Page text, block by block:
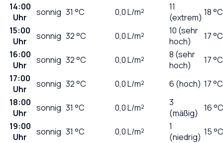
14:00
Uhr
sonnig 31 °C 0,0L/m²
11
(extrem) 18 °C
15:00
Uhr
sonnig 32°C 0,0L/m²
10 (sehr
hoch)
17 °C
16:00
Uhr
sonnig 32°C 0,0L/m²
8 (sehr
hoch)
17 °C
17:00
Uhr
sonnig 32°C 0,0L/m² 6 (hoch) 17 °C
18:00
Uhr
sonnig 31 °C 0,0L/m²
3
(mäßig)
16 °C
19:00
Uhr
sonnig 31 °C 0,0L/m²
1
(niedrig) 15 °C